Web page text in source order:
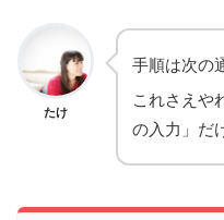
たけ
手順は次の
これさえや
の入力」だ